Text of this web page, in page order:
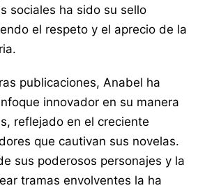
sociales ha sido su sello
el respeto y el aprecio de la
publicaciones, Anabel ha
innovador en su manera
reflejado en el creciente
que cautivan sus novelas.
sus poderosos personajes y la
tramas envolventes la ha